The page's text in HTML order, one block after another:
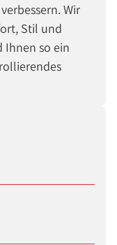
Wir
Stil und
Ihnen so ein